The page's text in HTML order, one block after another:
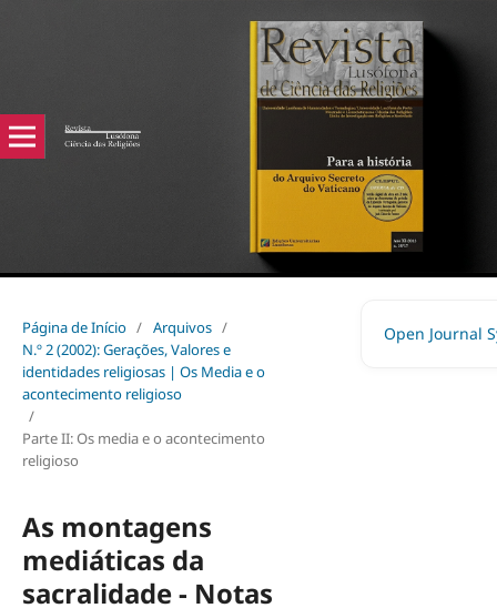
Página de Início / Arquivos /
N.º 2 (2002): Gerações, Valores e
identidades religiosas | Os Media e o
acontecimento religioso
/
Parte II: Os media e o acontecimento
religioso
As montagens
mediáticas da
sacralidade - Notas
Open Journal